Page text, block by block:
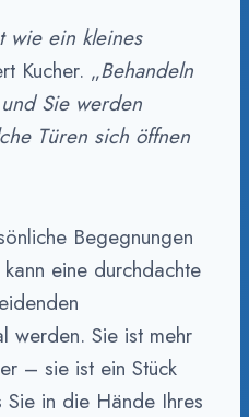
wie ein kleines
Kucher. „Behandeln
Sie werden
Türen sich öffnen
Begegnungen
eine durchdachte
werden. Sie ist mehr
– sie ist ein Stück
Sie in die Hände Ihres